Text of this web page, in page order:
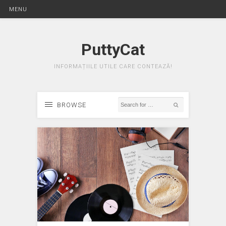
MENU
PuttyCat
INFORMAȚIILE UTILE CARE CONTEAZĂ!
BROWSE